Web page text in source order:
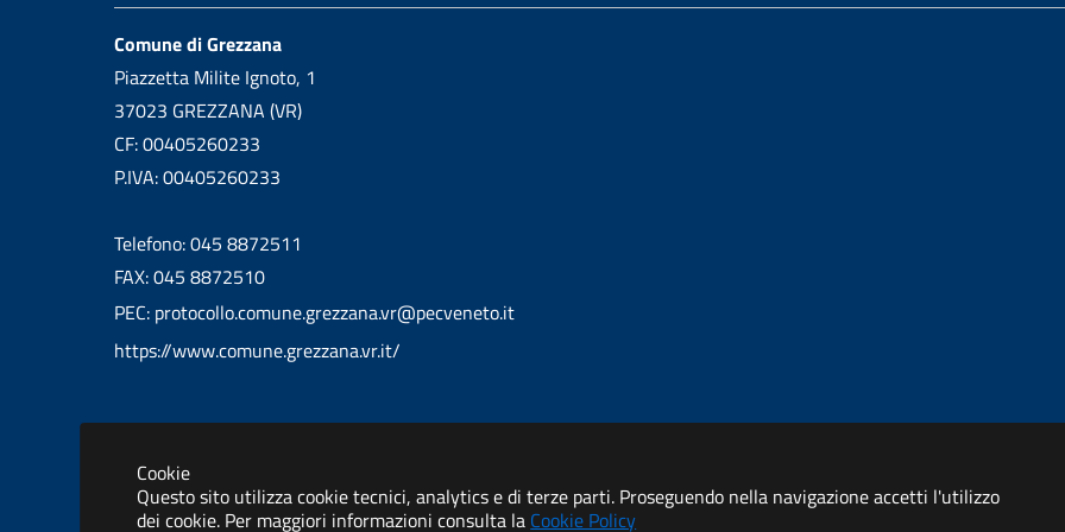
Cookie
Questo sito utilizza cookie tecnici, analytics e di terze parti. Proseguendo nella navigazione accetti l'utilizzo
dei cookie. Per maggiori informazioni consulta la Cookie Policy
Comune di Grezzana
Piazzetta Milite Ignoto, 1
37023 GREZZANA (VR)
CF: 00405260233
P.IVA: 00405260233
Telefono: 045 8872511
FAX: 045 8872510
PEC: protocollo.comune.grezzana.vr@pecveneto.it
https://www.comune.grezzana.vr.it/
Informativa privacy Dichiarazione di accessibilità